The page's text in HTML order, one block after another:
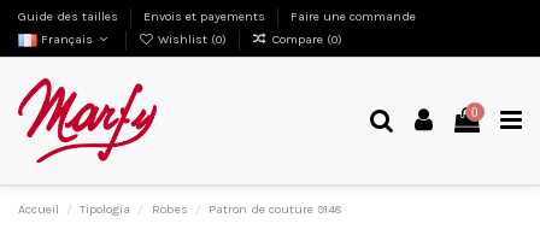
Guide des tailles Envois et payements
Faire une commande
Français
Wishlist (0) Compare (0)
0
Accueil Tipologia Robes Patron de couture 9148